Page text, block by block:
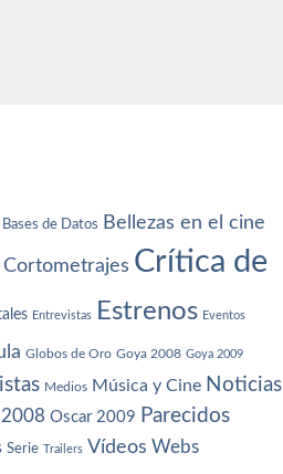
Bases de Datos Bellezas en el cine
Cortometrajes Crítica de
Entrevistas Estrenos Eventos
Globos de Oro Goya 2008 Goya 2009
Medios Música y Cine Noticias
Oscar 2009 Parecidos
Serie Trailers Vídeos Webs